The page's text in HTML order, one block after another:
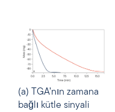
(a) TGA’nın zamana
bağlı kütle sinyali